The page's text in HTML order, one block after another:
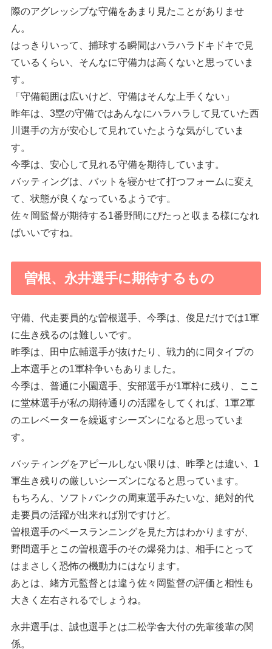
際のアグレッシブな守備をあまり見たことがありませ
ん。
はっきりいって、捕球する瞬間はハラハラドキドキで見
ているくらい、そんなに守備力は高くないと思っていま
す。
「守備範囲は広いけど、守備はそんな上手くない」
昨年は、3塁の守備ではあんなにハラハラして見ていた西
川選手の方が安心して見れていたような気がしていま
す。
今季は、安心して見れる守備を期待しています。
バッティングは、バットを寝かせて打つフォームに変え
て、状態が良くなっているようです。
佐々岡監督が期待する1番野間にぴたっと収まる様になれ
ばいいですね。
曽根、永井選手に期待するもの
守備、代走要員的な曽根選手、今季は、俊足だけでは1軍
に生き残るのは難しいです。
昨季は、田中広輔選手が抜けたり、戦力的に同タイプの
上本選手との1軍枠争いもありました。
今季は、普通に小園選手、安部選手が1軍枠に残り、ここ
に堂林選手が私の期待通りの活躍をしてくれば、1軍2軍
のエレベーターを繰返すシーズンになると思っていま
す。
バッティングをアピールしない限りは、昨季とは違い、1
軍生き残りの厳しいシーズンになると思っています。
もちろん、ソフトバンクの周東選手みたいな、絶対的代
走要員の活躍が出来れば別ですけど。
曽根選手のベースランニングを見た方はわかりますが、
野間選手とこの曽根選手のその爆発力は、相手にとって
はまさしく恐怖の機動力にはなります。
あとは、緒方元監督とは違う佐々岡監督の評価と相性も
大きく左右されるでしょうね。
永井選手は、誠也選手とは二松学舎大付の先輩後輩の関
係。